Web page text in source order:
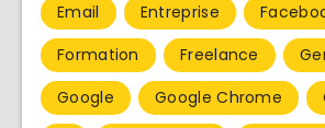
Email
Entreprise
Formation
Freelance
Google
Google Chrome